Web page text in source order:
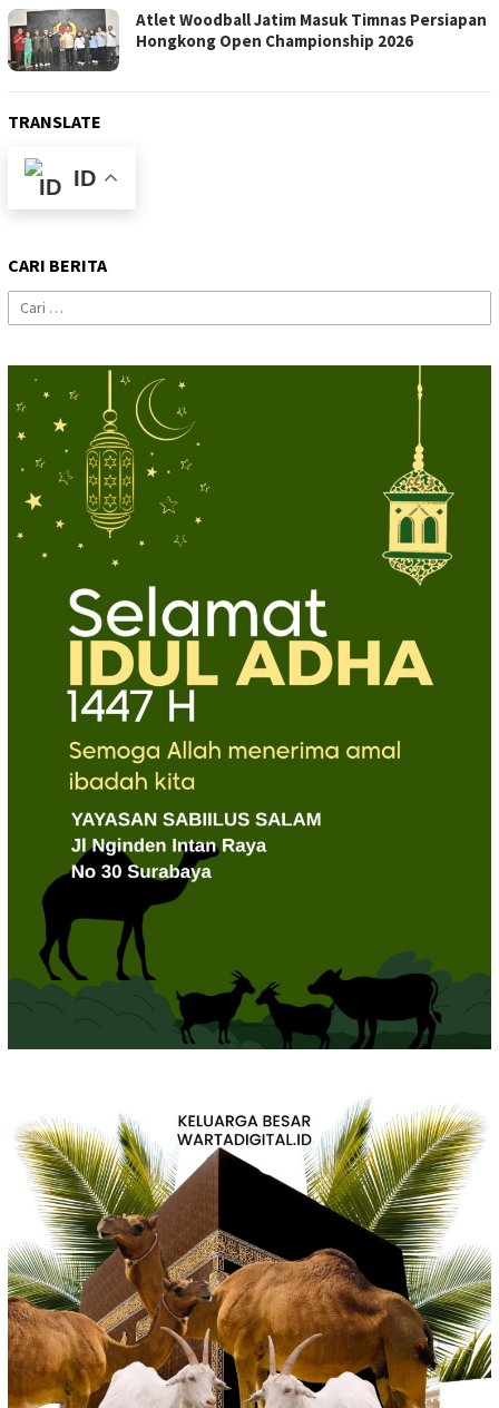
Atlet Woodball Jatim Masuk Timnas Persiapan
Hongkong Open Championship 2026
TRANSLATE
ID
CARI BERITA
Cari
untuk: